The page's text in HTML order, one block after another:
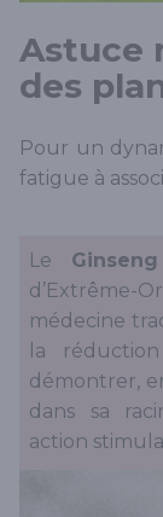
Astuce
des
Pour un
fatigue à
Le
d’Extrême-
médecine
la
démontrer,
dans sa
action